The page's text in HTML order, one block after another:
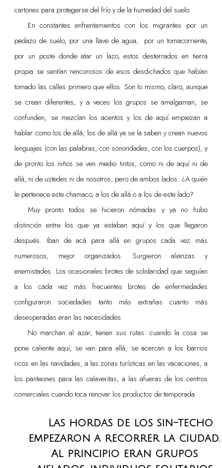
cartones para protegerse del frío y de la humedad del suelo.
En constantes enfrentamientos con los migrantes por un
pedazo de suelo, por una llave de agua, por un tomacorriente,
por un poste donde atar un lazo, estos desterrados en tierra
propia se sentían rencorosos de esos desdichados que habían
tomado las calles primero que ellos. Son lo mismo, claro, aunque
se crean diferentes, y a veces los grupos se amalgaman, se
confunden; se mezclan los acentos y los de aquí empiezan a
hablar como los de allá; los de allá ya se la saben y crean nuevos
lenguajes (con las palabras, con sonoridades, con los cuerpos), y
de pronto los niños se ven medio tintos, como ni de aquí ni de
allá, ni de ustedes ni de nosotros, pero de ambos lados. ¿A quién
le pertenece este chamaco, a los de allá o a los de este lado?
Muy pronto todos se hicieron nómadas y ya no hubo
distinción entre los que ya estaban aquí y los que llegaron
después. Iban de acá para allá en grupos cada vez más
numerosos, mejor organizados. Surgieron alianzas y
enemistades. Los ocasionales brotes de solidaridad que seguían
a los cada vez más frecuentes brotes de enfermedades
configuraron sociedades tanto más extrañas cuanto más
desesperadas eran las necesidades.
No marchan al azar, tienen sus rutas: cuando la cosa se
pone caliente aquí, se van para allá; se acercan a los barrios
ricos en las navidades, a las zonas turísticas en las vacaciones, a
los panteones para las calaveritas, a las afueras de los centros
comerciales cuando toca renovar los productos de temporada.
Las hordas de los sin-techo
empezaron a recorrer la ciudad.
Al principio eran grupos